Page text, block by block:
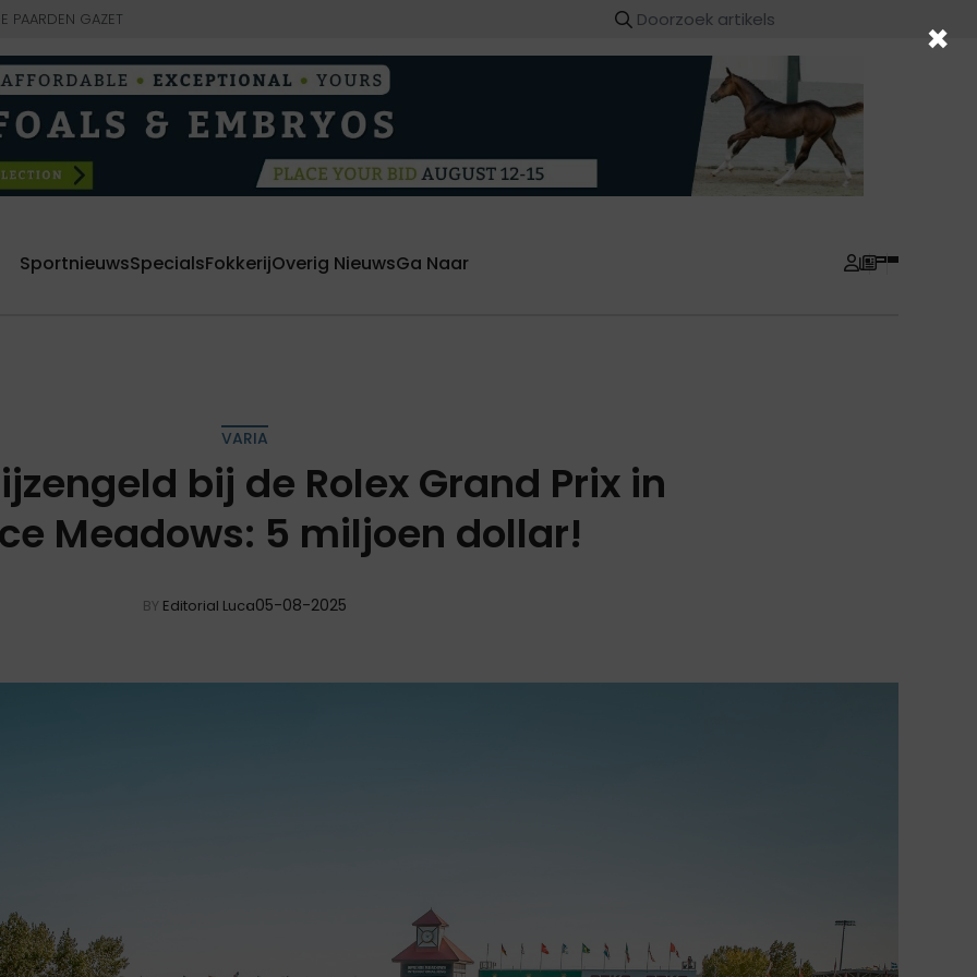
PAARDEN GAZET
SportnieuwsSpecialsFokkerijOverig NieuwsGa Naar
VARIA
bij de Rolex Grand Prix in
Meadows: 5 miljoen dollar!
BY Editorial Luca05-08-2025
×